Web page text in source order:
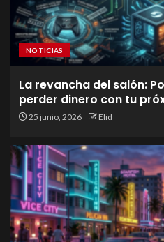
NOTICIAS
La revancha del salón:
perder dinero con tu
25 junio, 2026 Elid